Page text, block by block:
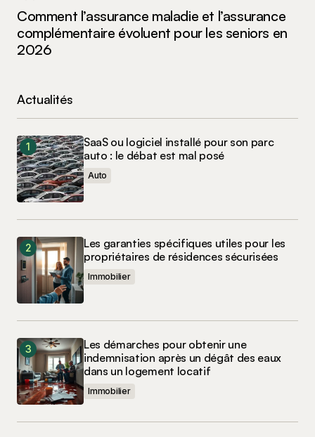
Comment l’assurance maladie et l’assurance
complémentaire évoluent pour les seniors en
2026
Actualités
SaaS ou logiciel installé pour son parc
auto : le débat est mal posé
Auto
Les garanties spécifiques utiles pour les
propriétaires de résidences sécurisées
Immobilier
Les démarches pour obtenir une
indemnisation après un dégât des eaux
dans un logement locatif
Immobilier